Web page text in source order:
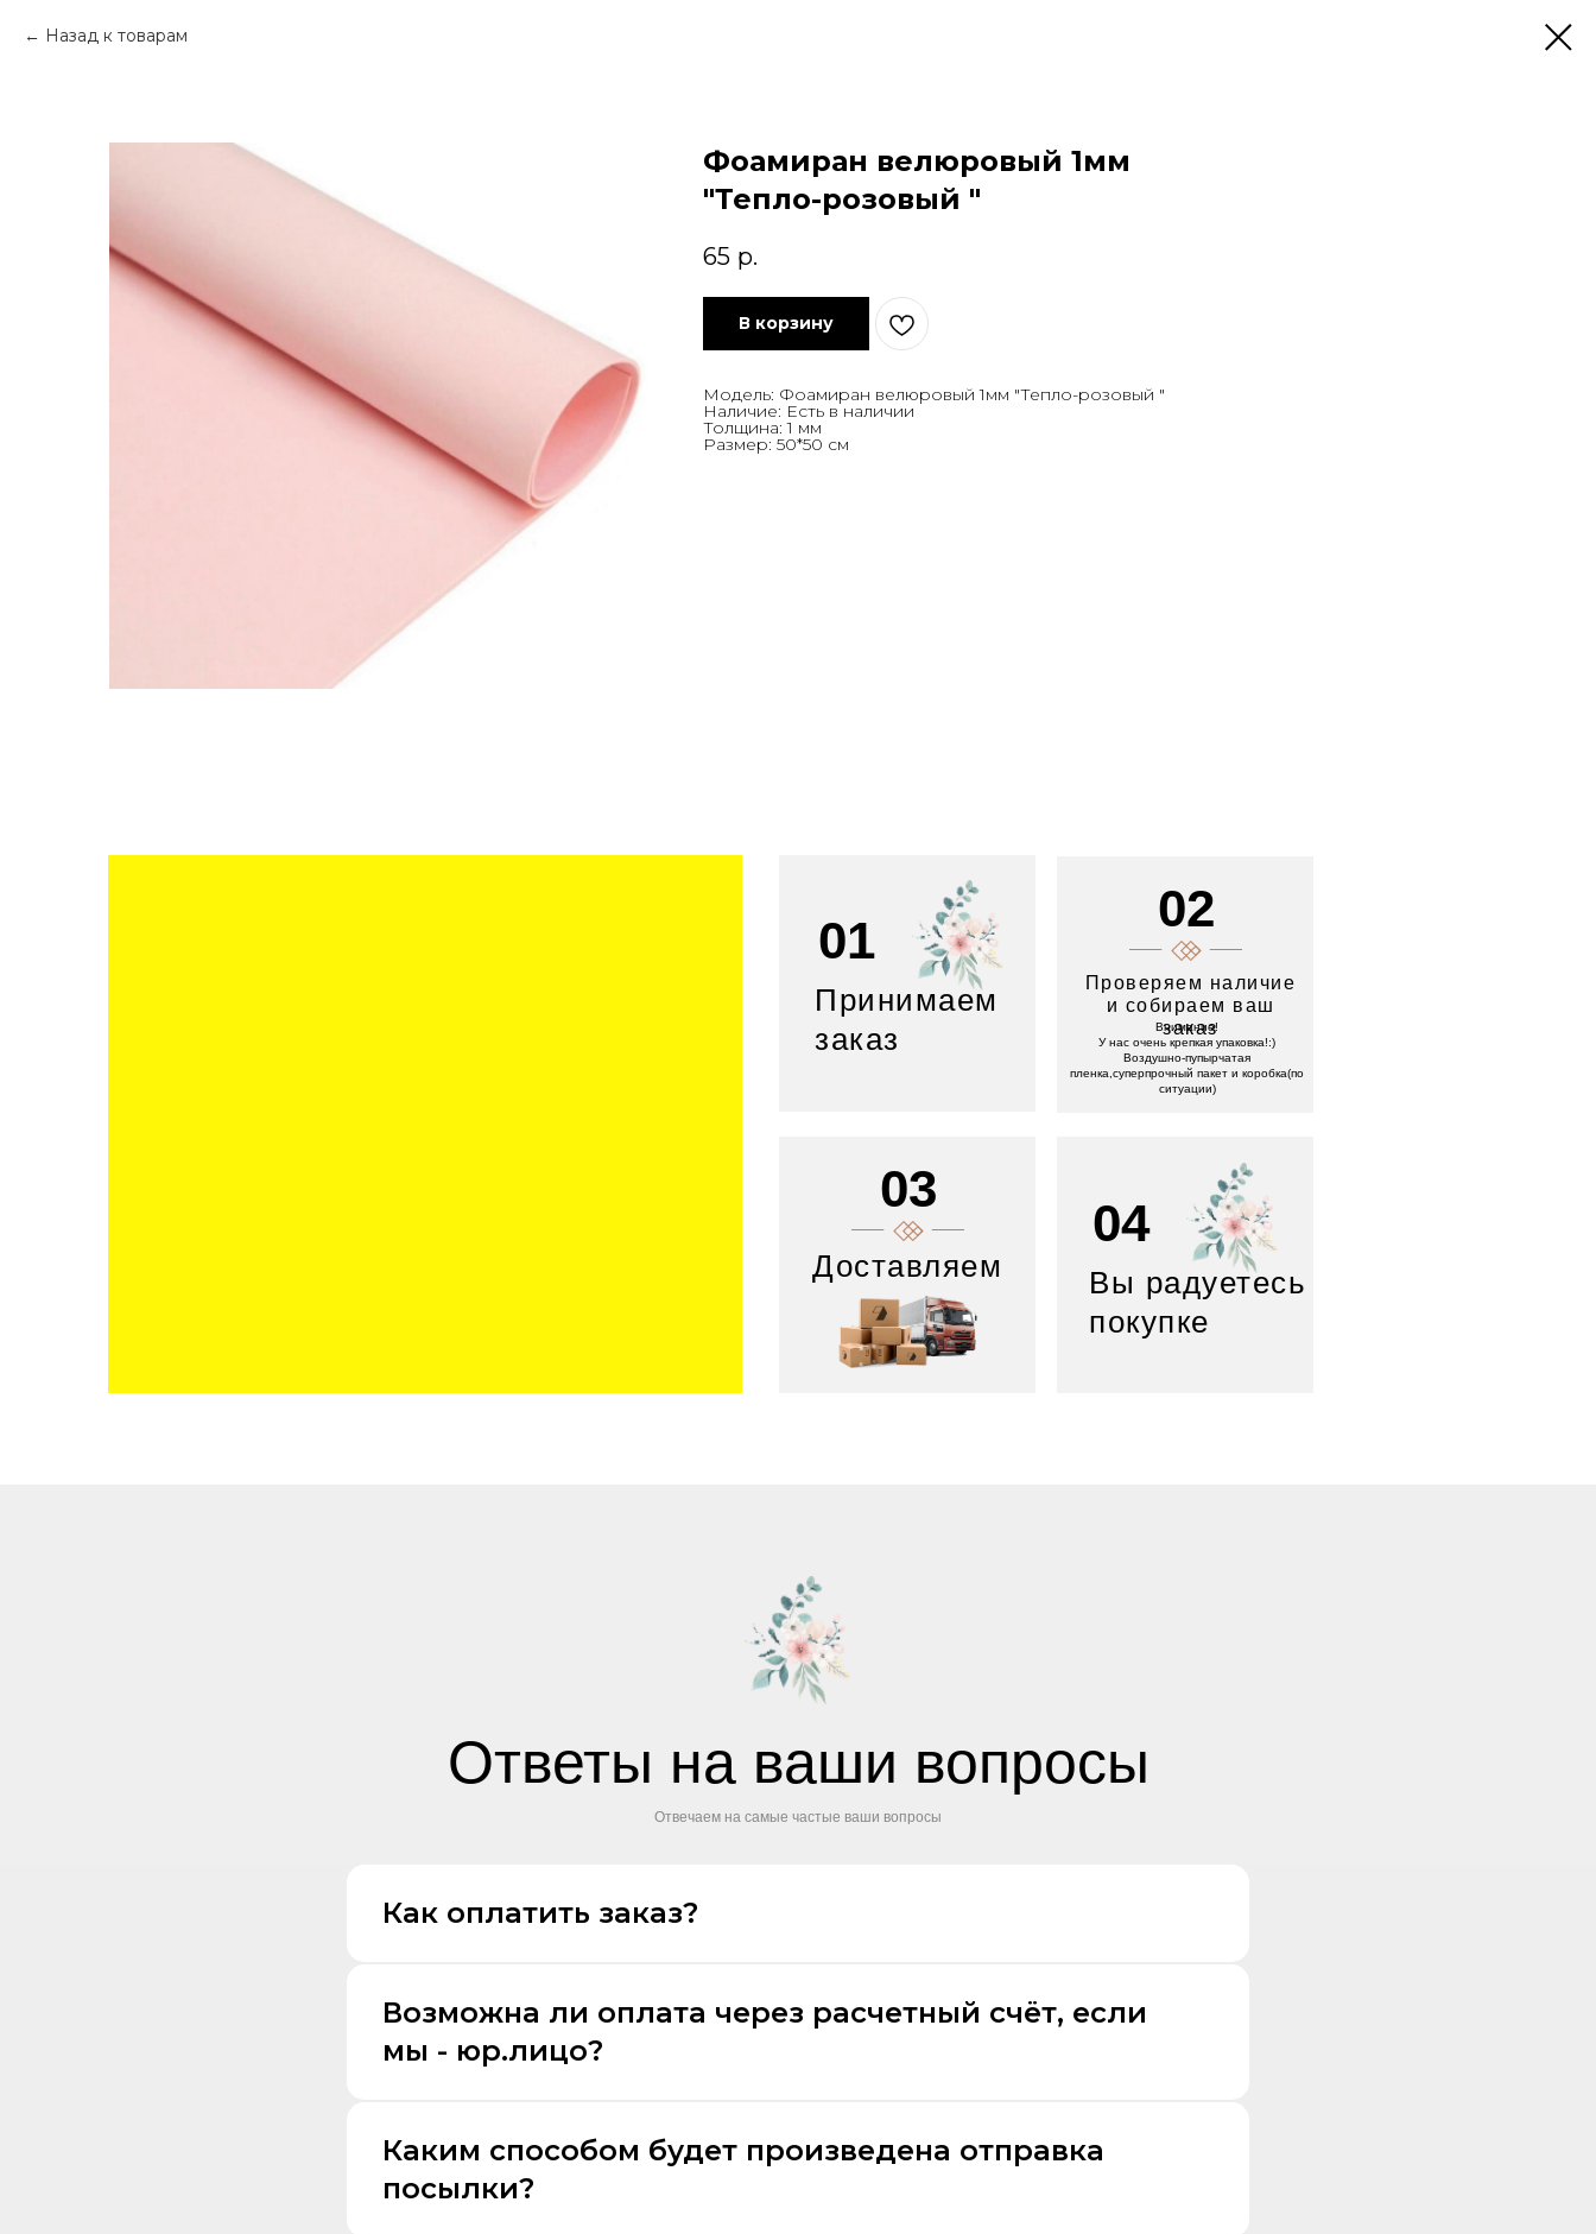
Назад к товарам
Фоамиран велюровый 1мм
"Тепло-розовый "
65 р.
В корзину
Модель: Фоамиран велюровый 1мм "Тепло-розовый "
Наличие: Есть в наличии
Толщина: 1 мм
Размер: 50*50 см
01
Принимаем
заказ
02
Проверяем наличие
и собираем ваш
заказ
03
Доставляем
04
Вы радуетесь
покупке
Внимание!
У нас очень крепкая упаковка!:)
Воздушно-пупырчатая
пленка,суперпрочный пакет и коробка(по
ситуации)
Ответы на ваши вопросы
Отвечаем на самые частые ваши вопросы
Как оплатить заказ?
Возможна ли оплата через расчетный счёт, если
мы - юр.лицо?
Каким способом будет произведена отправка
посылки?